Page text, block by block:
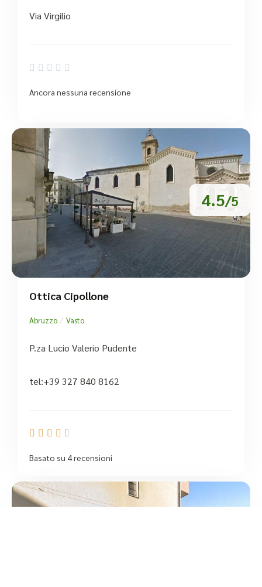
Via Virgilio
    
Ancora nessuna recensione
4.5/5
Ottica Cipollone
Abruzzo / Vasto
P.za Lucio Valerio Pudente
tel:+39 327 840 8162
    
Basato su 4 recensioni